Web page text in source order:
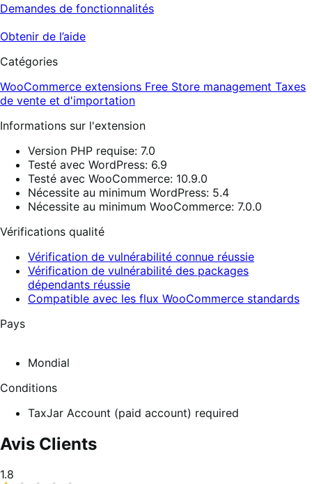
Demandes de fonctionnalités
Obtenir de l’aide
Catégories
WooCommerce extensions Free Store management Taxes
de vente et d'importation
Informations sur l'extension
Version PHP requise: 7.0
Testé avec WordPress: 6.9
Testé avec WooCommerce: 10.9.0
Nécessite au minimum WordPress: 5.4
Nécessite au minimum WooCommerce: 7.0.0
Vérifications qualité
Vérification de vulnérabilité connue réussie
Vérification de vulnérabilité des packages
dépendants réussie
Compatible avec les flux WooCommerce standards
Pays
Mondial
Conditions
TaxJar Account (paid account) required
Avis Clients
Moyenne
1.8